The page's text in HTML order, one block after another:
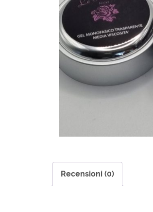
Recensioni (0)